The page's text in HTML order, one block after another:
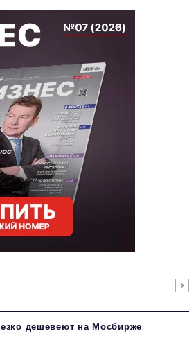
дешевеют на Мосбирже